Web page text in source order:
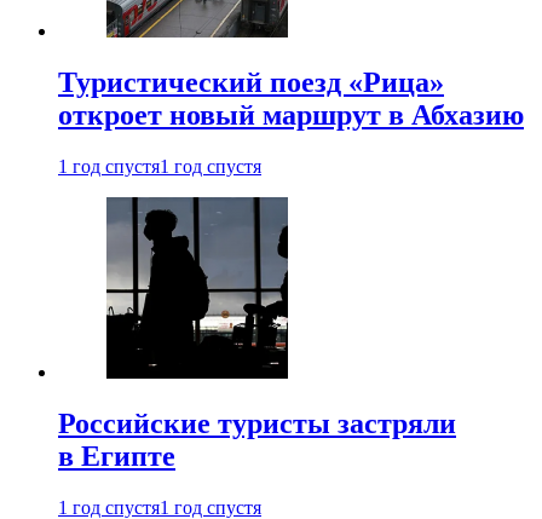
Туристический поезд «Рица»
откроет новый маршрут в Абхазию
1 год спустя1 год спустя
Российские туристы застряли
в Египте
1 год спустя1 год спустя